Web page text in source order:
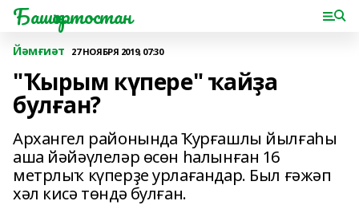
Башҡортостан
Йәмғиәт 27 НОЯБРЯ 2019, 07:30
"Ҡырым күпере" ҡайҙа
булған?
Архангел районында Ҡурғашлы йылғаһы
аша йәйәүлеләр өсөн һалынған 16
метрлыҡ күперҙе урлағандар. Был ғәжәп
хәл кисә төндә булған.